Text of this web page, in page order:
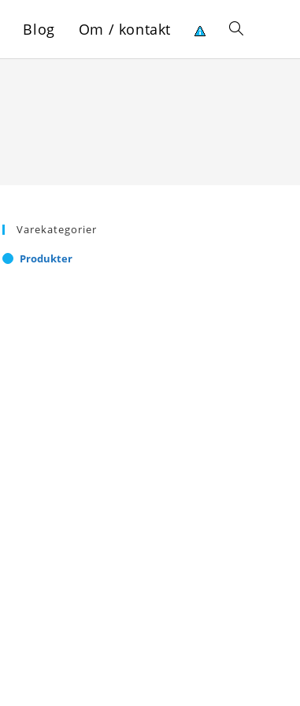
Blog Om / kontakt Toggle
Varekategorier
Produkter